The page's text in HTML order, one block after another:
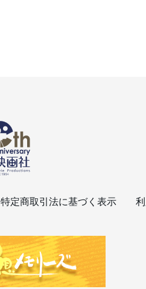
特定商取引法に基づく表示